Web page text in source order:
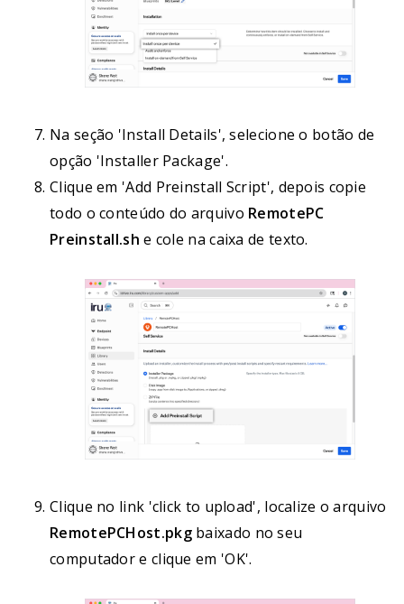
Na seção 'Install Details', selecione o botão de
opção 'Installer Package'.
Clique em 'Add Preinstall Script', depois copie
todo o conteúdo do arquivo RemotePC
Preinstall.sh e cole na caixa de texto.
Clique no link 'click to upload', localize o arquivo
RemotePCHost.pkgbaixado no seu
computador e clique em 'OK'.